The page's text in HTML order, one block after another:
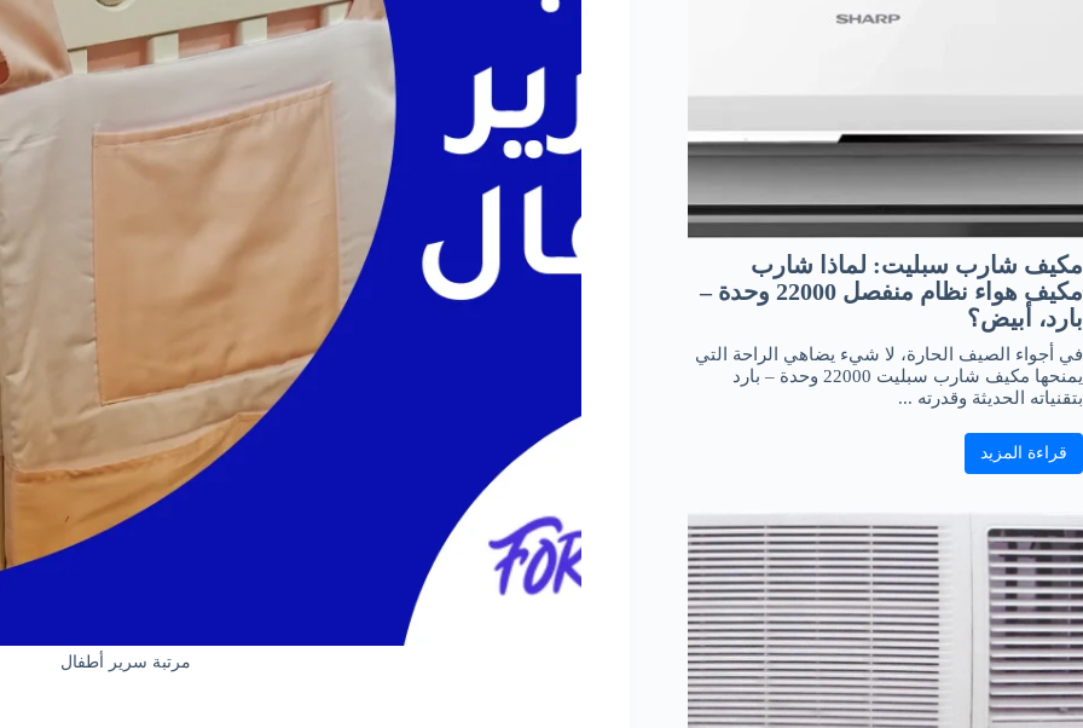
مرتبة سرير أطفال
مكيف شارب سبليت: لماذا شارب
مكيف هواء نظام منفصل 22000 وحدة –
بارد، أبيض؟
في أجواء الصيف الحارة، لا شيء يضاهي الراحة التي
يمنحها مكيف شارب سبليت 22000 وحدة – بارد
بتقنياته الحديثة وقدرته ...
قراءة المزيد